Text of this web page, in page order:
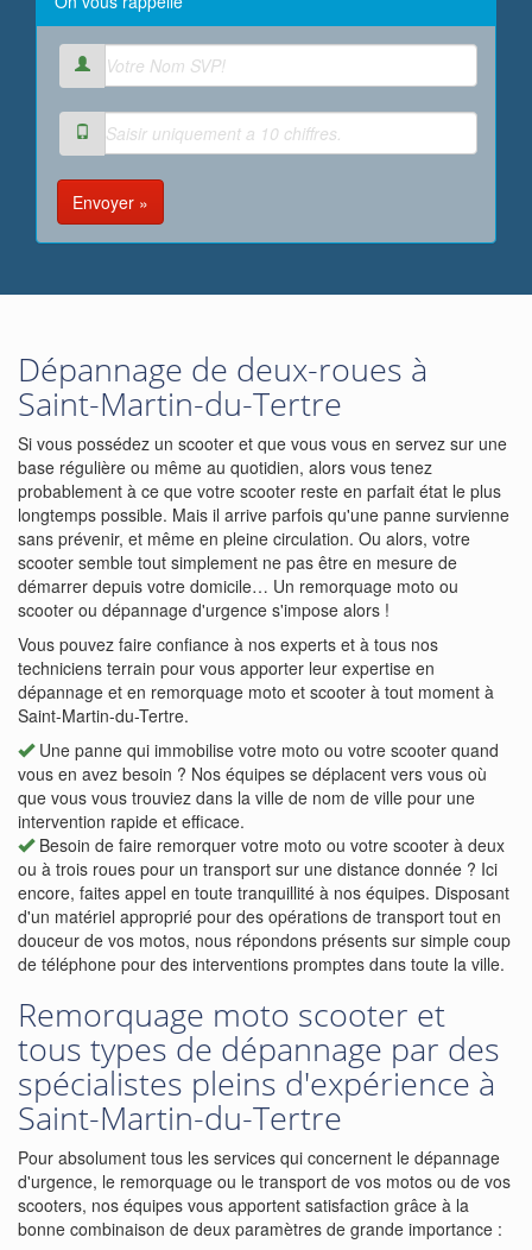
Envoyer »
Dépannage de deux-roues à
Saint-Martin-du-Tertre
Si vous possédez un scooter et que vous vous en servez sur une
base régulière ou même au quotidien, alors vous tenez
probablement à ce que votre scooter reste en parfait état le plus
longtemps possible. Mais il arrive parfois qu'une panne survienne
sans prévenir, et même en pleine circulation. Ou alors, votre
scooter semble tout simplement ne pas être en mesure de
démarrer depuis votre domicile… Un remorquage moto ou
scooter ou dépannage d'urgence s'impose alors !
Vous pouvez faire confiance à nos experts et à tous nos
techniciens terrain pour vous apporter leur expertise en
dépannage et en remorquage moto et scooter à tout moment à
Saint-Martin-du-Tertre.
Une panne qui immobilise votre moto ou votre scooter quand
vous en avez besoin ? Nos équipes se déplacent vers vous où
que vous vous trouviez dans la ville de nom de ville pour une
intervention rapide et efficace.
Besoin de faire remorquer votre moto ou votre scooter à deux
ou à trois roues pour un transport sur une distance donnée ? Ici
encore, faites appel en toute tranquillité à nos équipes. Disposant
d'un matériel approprié pour des opérations de transport tout en
douceur de vos motos, nous répondons présents sur simple coup
de téléphone pour des interventions promptes dans toute la ville.
Remorquage moto scooter et
tous types de dépannage par des
spécialistes pleins d'expérience à
Saint-Martin-du-Tertre
Pour absolument tous les services qui concernent le dépannage
d'urgence, le remorquage ou le transport de vos motos ou de vos
scooters, nos équipes vous apportent satisfaction grâce à la
bonne combinaison de deux paramètres de grande importance :